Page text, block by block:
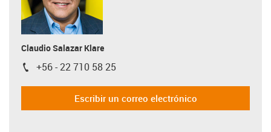
Claudio Salazar Klare
igus-icon-phone
+56 - 22 710 58 25
Escribir un correo electrónico